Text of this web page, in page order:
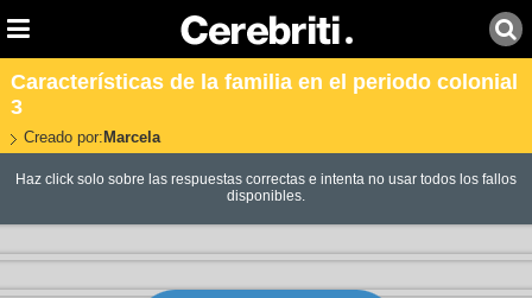
Características de la familia en el periodo colonial
3
Creado por: Marcela
Haz click solo sobre las respuestas correctas e intenta no usar todos los fallos
disponibles.